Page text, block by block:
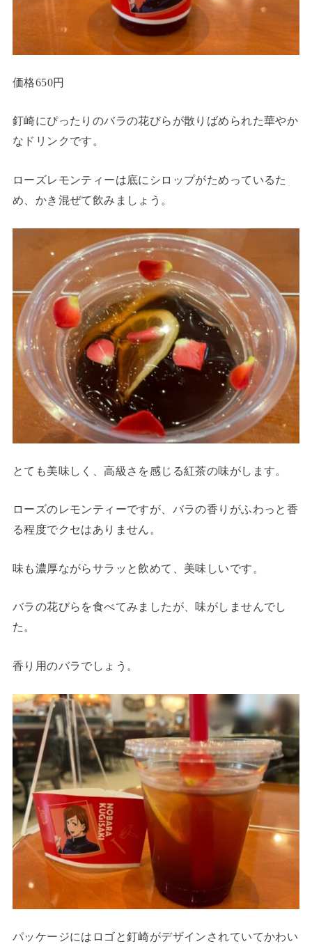
価格650円
釘崎にぴったりのバラの花びらが散りばめられた華やか
なドリンクです。
ローズレモンティーは底にシロップがためっているた
め、かき混ぜて飲みましょう。
とても美味しく、高級さを感じる紅茶の味がします。
ローズのレモンティーですが、バラの香りがふわっと香
る程度でクセはありません。
味も濃厚ながらサラッと飲めて、美味しいです。
バラの花びらを食べてみましたが、味がしませんでし
た。
香り用のバラでしょう。
パッケージにはロゴと釘崎がデザインされていてかわい